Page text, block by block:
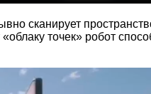
сканирует
точек» робот